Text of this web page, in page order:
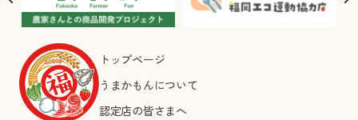
トップページ
うまかもんについて
認定店の皆さまへ